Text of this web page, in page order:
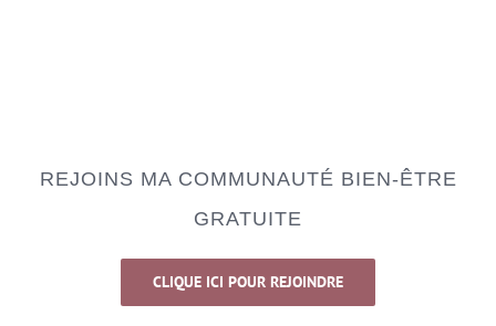
REJOINS MA COMMUNAUTÉ BIEN-ÊTRE
GRATUITE
CLIQUE ICI POUR REJOINDRE